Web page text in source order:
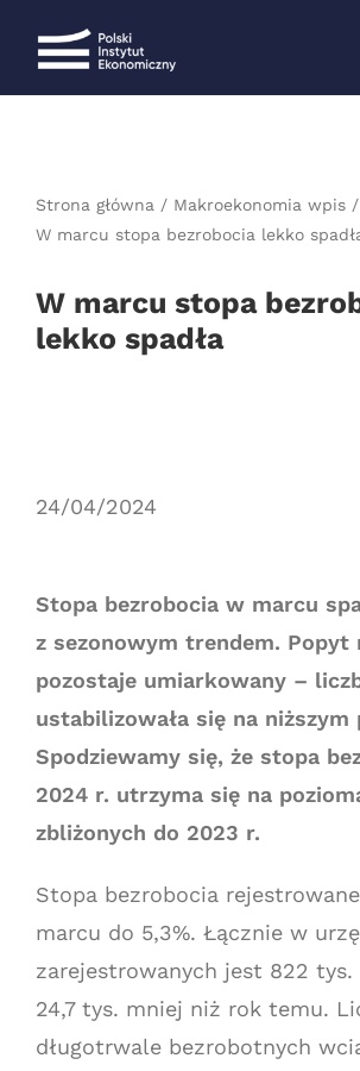
Strona główna
Makroekonomia wpis
W marcu stopa bezrobocia lekko
W marcu stopa
lekko spadła
24/04/2024
Stopa bezrobocia w marcu
z sezonowym trendem. Popyt
pozostaje umiarkowany –
ustabilizowała się na niższym
Spodziewamy się, że stopa
2024 r. utrzyma się na
zbliżonych do 2023 r.
Stopa bezrobocia
marcu do 5,3%. Łącznie w
zarejestrowanych jest 822
24,7 tys. mniej niż rok temu.
długotrwale bezrobotnych